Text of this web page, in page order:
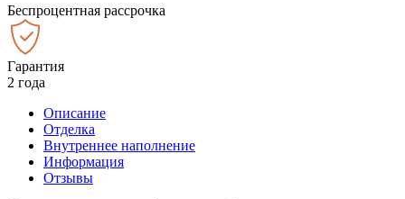
Беспроцентная рассрочка
Гарантия
2 года
Описание
Отделка
Внутреннее наполнение
Информация
Отзывы